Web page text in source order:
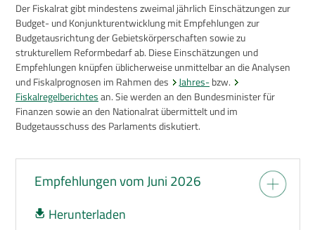
Berichte
Berichte über die öffentlichen
Finanzen
Fiskalregelberichte
Nachhaltigkeitsbericht
Empfehlungen zur
Tätigkeitsberichte
Studien im Auftrag des
Fiskalrates
Fiskalprognose
Der Fiskalrat gibt mindestens zweimal jährlich Einschätzungen zur
Budget- und Konjunkturentwicklung mit Empfehlungen zur
Budgetausrichtung der Gebietskörperschaften sowie zu
strukturellem Reformbedarf ab. Diese Einschätzungen und
Empfehlungen knüpfen üblicherweise unmittelbar an die Analysen
und Fiskalprognosen im Rahmen des
Jahres-bzw.
Fiskalregelberichtesan. Sie werden an den Bundesminister für
Finanzen sowie an den Nationalrat übermittelt und im
Budgetausschuss des Parlaments diskutiert.
Empfehlungen vom Juni 2026
Herunterladen